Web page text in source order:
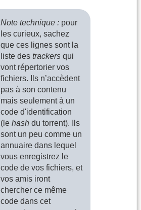
Note technique :pour
les curieux, sachez
que ces lignes sont la
liste des trackersqui
vont répertorier vos
fichiers. Ils n’accèdent
pas à son contenu
mais seulement à un
code d'identification
(le hashdu torrent). Ils
sont un peu comme un
annuaire dans lequel
vous enregistrez le
code de vos fichiers, et
vos amis iront
chercher ce même
code dans cet